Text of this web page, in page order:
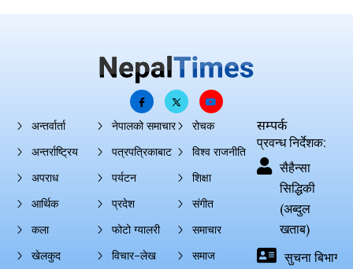
अन्तर्वार्ता
अन्तर्राष्ट्रिय
अपराध
आर्थिक
कला
खेलकुद
नेपालको समाचार
पत्रपत्रिकाबाट
पर्यटन
प्रदेश
फोटो ग्यालरी
विचार–लेख
रोचक
विश्व राजनीति
शिक्षा
संगीत
समाचार
समाज
सम्पर्क
प्रवन्ध निर्देशक:
सैहैन्सा
सिद्धिकी
(अब्दुल
खताब)
सुचना बिभाग